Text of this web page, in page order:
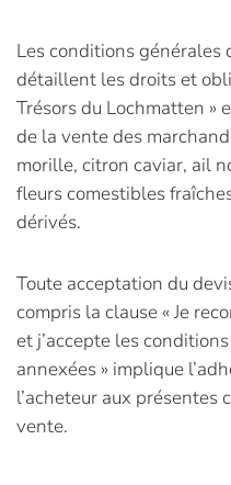
Les conditions
détaillent les droits et
Trésors du Lochmatten »
de la vente des
morille, citron caviar, ail
fleurs comestibles
dérivés.
Toute acceptation du
compris la clause « Je
et j’accepte les
annexées » implique
l’acheteur aux présentes
vente.